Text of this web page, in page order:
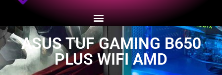
ASUS TUF GAMING B650
PLUS WIFI AMD